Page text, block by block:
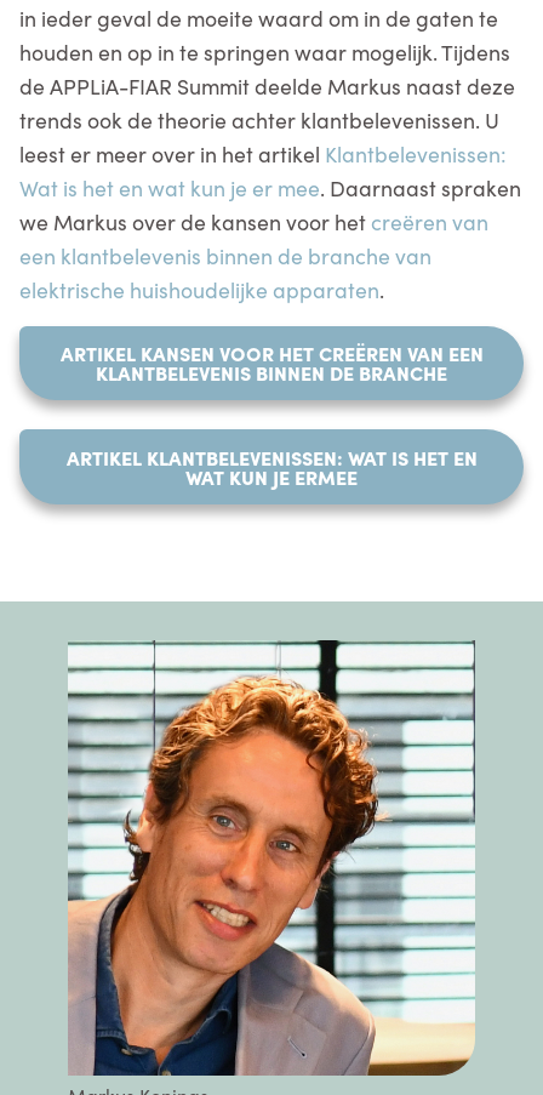
in ieder geval de moeite waard om in de gaten te
houden en op in te springen waar mogelijk. Tijdens
de APPLiA-FIAR Summit deelde Markus naast deze
trends ook de theorie achter klantbelevenissen. U
leest er meer over in het artikel Klantbelevenissen:
Wat is het en wat kun je er mee. Daarnaast spraken
we Markus over de kansen voor het creëren van
een klantbelevenis binnen de branche van
elektrische huishoudelijke apparaten.
ARTIKEL KANSEN VOOR HET CREËREN VAN EEN
KLANTBELEVENIS BINNEN DE BRANCHE
ARTIKEL KLANTBELEVENISSEN: WAT IS HET EN
WAT KUN JE ERMEE